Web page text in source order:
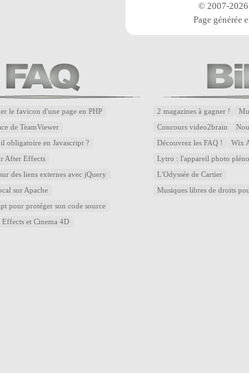
© 2007-2026
Page générée
le favicon d'une page en PHP
de TeamViewer
obligatoire en Javascript ?
After Effects
des liens externes avec jQuery
sur Apache
pour protéger son code source
et Cinema 4D
2 magazines à gagner !
Concours video2brain
Découvrez les FAQ ! Wix
Lytro : l'appareil photo
L'Odyssée de Cartier
Musiques libres de droits